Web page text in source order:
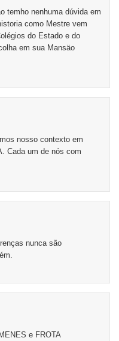
temho nenhuma dúvida em
como Mestre vem
do Estado e do
em sua Mansäo
nosso contexto em
Cada um de nós com
nunca são
e FROTA